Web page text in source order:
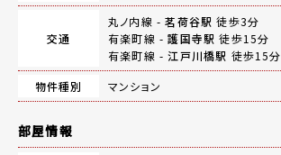
交通
丸ノ内線 -茗荷谷駅 徒歩3分
有楽町線 -護国寺駅 徒歩15分
有楽町線 -江戸川橋駅 徒歩15分
物件種別
マンション
部屋情報